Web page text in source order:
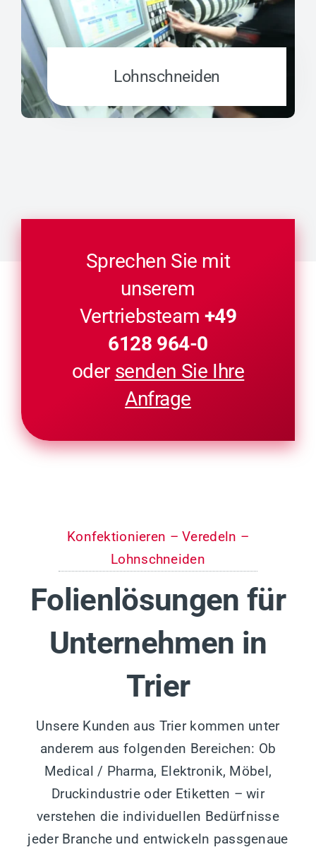
Lohn­schnei­den
Sprechen Sie mit
unserem
Vertriebsteam +49
6128 964-0
oder senden Sie Ihre
Anfrage
Konfektionieren – Veredeln –
Lohnschneiden
Folienlösungen für
Unternehmen in
Trier
Unsere Kunden aus Trier kommen unter
anderem aus folgenden Bereichen: Ob
Medical / Pharma, Elektronik, Möbel,
Druckindustrie oder Etiketten – wir
verstehen die individuellen Bedürfnisse
jeder Branche und entwickeln passgenaue